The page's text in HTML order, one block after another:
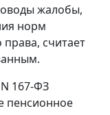
жалобы,
норм
считает
167-ФЗ
пенсионное